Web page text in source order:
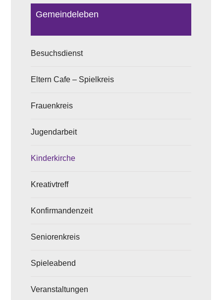
Gemeindeleben
Besuchsdienst
Eltern Cafe – Spielkreis
Frauenkreis
Jugendarbeit
Kinderkirche
Kreativtreff
Konfirmandenzeit
Seniorenkreis
Spieleabend
Veranstaltungen